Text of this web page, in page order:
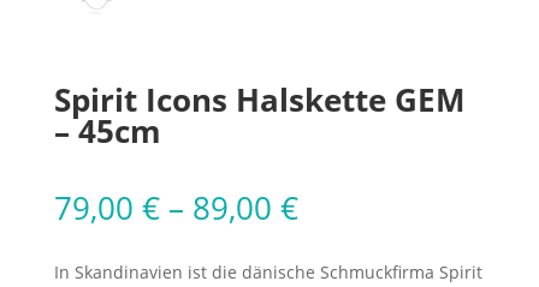
Spirit Icons Halskette GEM
– 45cm
79,00 €– 89,00 €
In Skandinavien ist die dänische Schmuckfirma Spirit